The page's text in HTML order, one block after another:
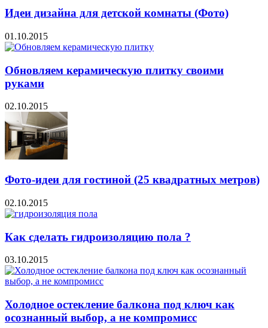
Идеи дизайна для детской комнаты (Фото)
01.10.2015
Обновляем керамическую плитку своими
руками
02.10.2015
Фото-идеи для гостиной (25 квадратных метров)
02.10.2015
Как сделать гидроизоляцию пола ?
03.10.2015
Холодное остекление балкона под ключ как
осознанный выбор, а не компромисс